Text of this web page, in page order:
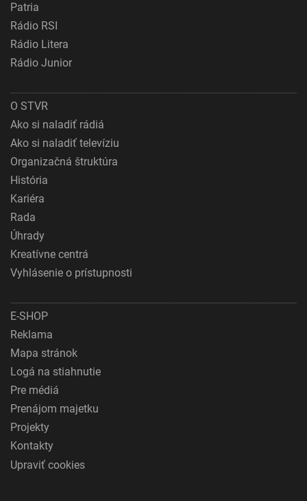
Patria
Rádio RSI
Rádio Litera
Rádio Junior
O STVR
Ako si naladiť rádiá
Ako si naladiť televíziu
Organizačná štruktúra
História
Kariéra
Rada
Úhrady
Kreatívne centrá
Vyhlásenie o prístupnosti
E-SHOP
Reklama
Mapa stránok
Logá na stiahnutie
Pre médiá
Prenájom majetku
Projekty
Kontakty
Upraviť cookies